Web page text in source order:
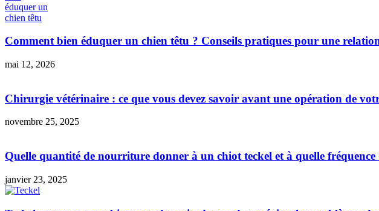
Comment bien éduquer un chien têtu ? Conseils pratiques pour une
mai 12, 2026
Chirurgie vétérinaire : ce que vous devez savoir avant une opération de
novembre 25, 2025
Quelle quantité de nourriture donner à un chiot teckel et à quelle fréquence
janvier 23, 2025